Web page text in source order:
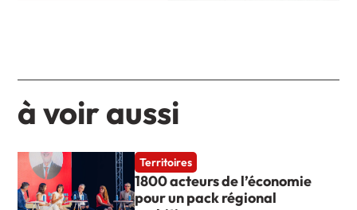
à voir aussi
Territoires
1800 acteurs de l’économie
pour un pack régional